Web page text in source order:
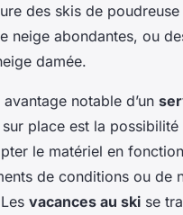
des skis de
neige abondantes, ou
damée.
notable d’un
sur place est la
le matériel en
de conditions ou de
vacances au ski se